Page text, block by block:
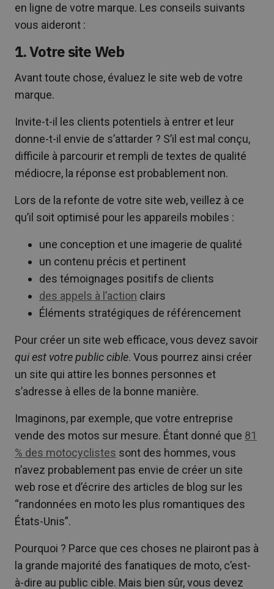
en ligne de votre marque. Les conseils suivants
vous aideront :
1. Votre site Web
Avant toute chose, évaluez le site web de votre
marque.
Invite-t-il les clients potentiels à entrer et leur
donne-t-il envie de s’attarder ? S’il est mal conçu,
difficile à parcourir et rempli de textes de qualité
médiocre, la réponse est probablement non.
Lors de la refonte de votre site web, veillez à ce
qu’il soit optimisé pour les appareils mobiles :
une conception et une imagerie de qualité
un contenu précis et pertinent
des témoignages positifs de clients
des appels à l’action clairs
Éléments stratégiques de référencement
Pour créer un site web efficace, vous devez savoir
qui est votre public cible. Vous pourrez ainsi créer
un site qui attire les bonnes personnes et
s’adresse à elles de la bonne manière.
Imaginons, par exemple, que votre entreprise
vende des motos sur mesure. Étant donné que 81
% des motocyclistes sont des hommes, vous
n’avez probablement pas envie de créer un site
web rose et d’écrire des articles de blog sur les
“randonnées en moto les plus romantiques des
États-Unis”.
Pourquoi ? Parce que ces choses ne plairont pas à
la grande majorité des fanatiques de moto, c’est-
à-dire au public cible. Mais bien sûr, vous devez